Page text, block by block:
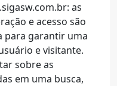
as
e acesso são
para garantir uma
e visitante.
sobre as
em uma busca,